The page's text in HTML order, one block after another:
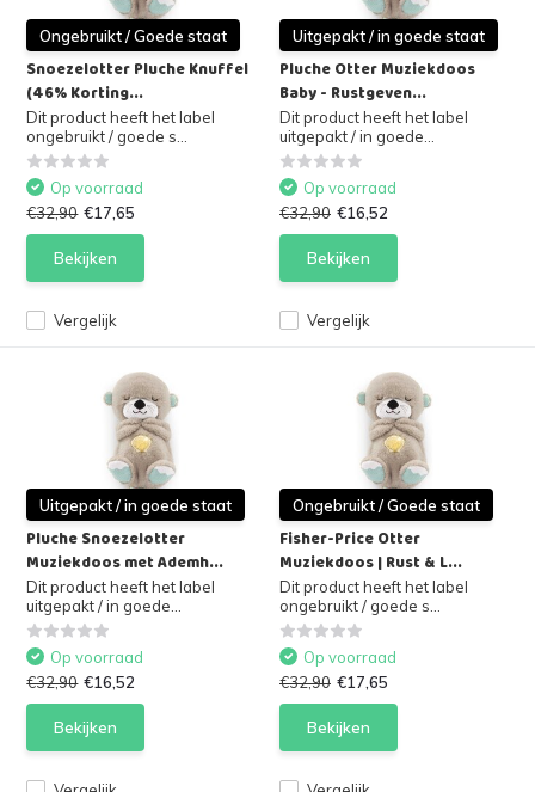
Ongebruikt / Goede staat
Snoezelotter Pluche Knuffel
(46% Korting...
Dit product heeft het label
ongebruikt / goede s...
Vergelijk
Op voorraad
€32,90 €17,65
Bekijken
Uitgepakt / in goede staat
Pluche Otter Muziekdoos
Baby - Rustgeven...
Dit product heeft het label
uitgepakt / in goede...
Vergelijk
Op voorraad
€32,90 €16,52
Bekijken
Uitgepakt / in goede staat
Pluche Snoezelotter
Muziekdoos met Ademh...
Dit product heeft het label
uitgepakt / in goede...
Op voorraad
€32,90 €16,52
Bekijken
Ongebruikt / Goede staat
Fisher-Price Otter
Muziekdoos | Rust & L...
Dit product heeft het label
ongebruikt / goede s...
Op voorraad
€32,90 €17,65
Bekijken